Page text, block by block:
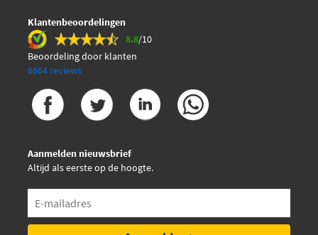
Klantenbeoordelingen
8.8/10
Beoordeling door klanten
6664 reviews
Aanmelden nieuwsbrief
Altijd als eerste op de hoogte.